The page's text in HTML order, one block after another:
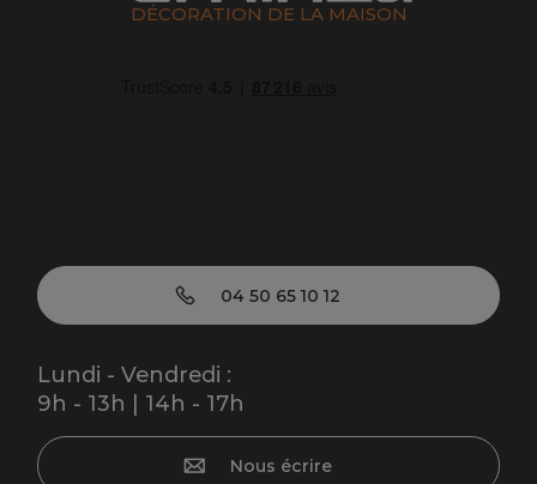
DÉCORATION DE LA MAISON
04 50 65 10 12
Lundi - Vendredi :
9h - 13h | 14h - 17h
Nous écrire